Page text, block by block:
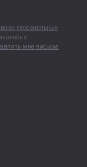
персональных
с
мне письма